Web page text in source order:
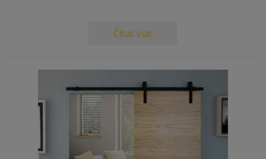
Čítať viac